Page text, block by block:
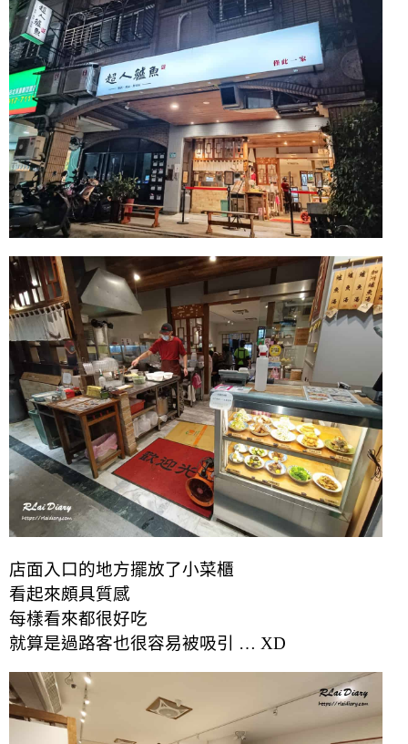
店面入口的地方擺放了小菜櫃
看起來頗具質感
每樣看來都很好吃
就算是過路客也很容易被吸引 … XD